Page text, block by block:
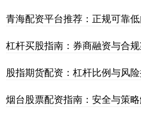
青海配资平台推荐：正规可靠
杠杆买股指南：券商融资与合
股指期货配资：杠杆比例与风
烟台股票配资指南：安全与策